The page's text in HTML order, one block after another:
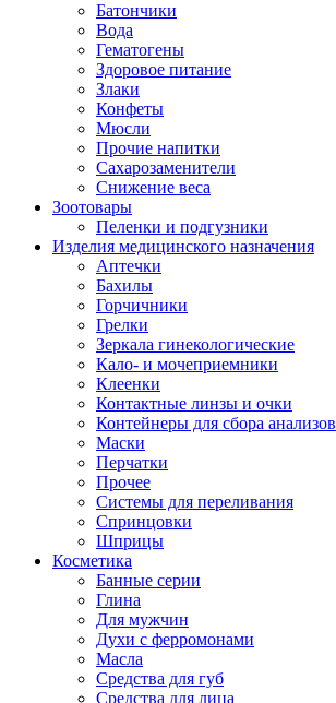
Батончики
Вода
Гематогены
Здоровое питание
Злаки
Конфеты
Мюсли
Прочие напитки
Сахарозаменители
Снижение веса
Зоотовары
Пеленки и подгузники
Изделия медицинского назначения
Аптечки
Бахилы
Горчичники
Грелки
Зеркала гинекологические
Кало- и мочеприемники
Клеенки
Контактные линзы и очки
Контейнеры для сбора анализов
Маски
Перчатки
Прочее
Системы для переливания
Спринцовки
Шприцы
Косметика
Банные серии
Глина
Для мужчин
Духи с ферромонами
Масла
Средства для губ
Средства для лица